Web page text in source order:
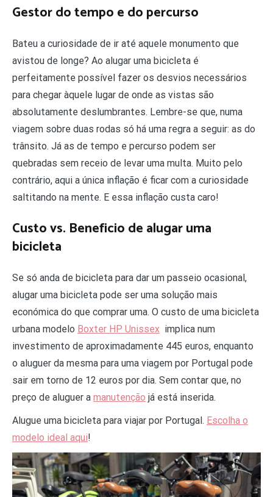
Gestor do tempo e do percurso
Bateu a curiosidade de ir até aquele monumento que
avistou de longe? Ao alugar uma bicicleta é
perfeitamente possível fazer os desvios necessários
para chegar àquele lugar de onde as vistas são
absolutamente deslumbrantes. Lembre-se que, numa
viagem sobre duas rodas só há uma regra a seguir: as do
trânsito. Já as de tempo e percurso podem ser
quebradas sem receio de levar uma multa. Muito pelo
contrário, aqui a única inflação é ficar com a curiosidade
saltitando na mente. E essa inflação custa caro!
Custo vs. Beneficio de alugar uma
bicicleta
Se só anda de bicicleta para dar um passeio ocasional,
alugar uma bicicleta pode ser uma solução mais
económica do que comprar uma. O custo de uma bicicleta
urbana modelo Boxter HP Unissex implica num
investimento de aproximadamente 445 euros, enquanto
o aluguer da mesma para uma viagem por Portugal pode
sair em torno de 12 euros por dia. Sem contar que, no
preço de aluguer a manutenção já está inserida.
Alugue uma bicicleta para viajar por Portugal. Escolha o
modelo ideal aqui!